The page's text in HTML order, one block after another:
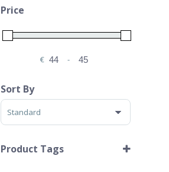
Price
€ Minimum Price
-Maximum Price
Sort By
Sort Products
Product Tags